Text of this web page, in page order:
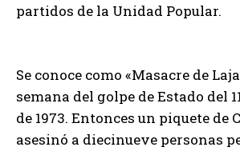
partidos de la Unidad Popular.
Se conoce como «Masacre de
semana del golpe de Estado del
de 1973. Entonces un piquete de
asesinó a diecinueve personas